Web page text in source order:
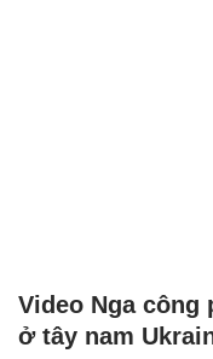
Video Nga công
ở tây nam